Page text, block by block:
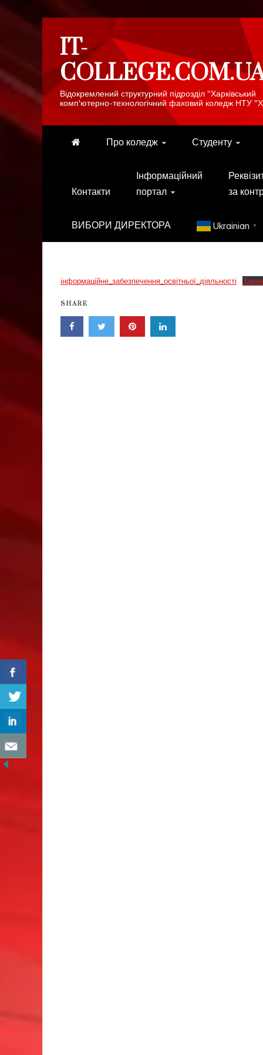
contentIT-
Відокремлений структурний підрозділ "Харківський
комп'ютерно-технологічний фаховий коледж НТУ
Про коледж Студенту
Контакти
Інформаційний
портал
за
ВИБОРИ ДИРЕКТОРА Ukrainian ▼
інформаційне_забезпечення_освітньої_діяльності
SHARE